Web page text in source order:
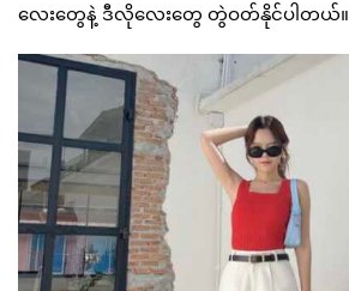
လေးတွေနဲ့ ဒီလိုလေးတွေ တွဲဝတ်နိုင်ပါတယ်။